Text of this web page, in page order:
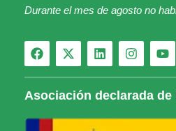
Durante el mes de agosto no
Asociación declarada